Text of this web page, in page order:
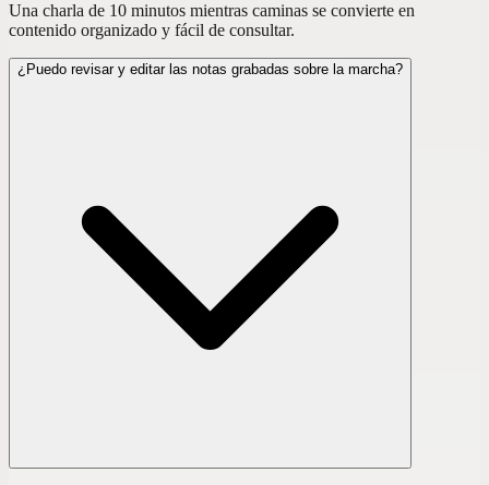
Una charla de 10 minutos mientras caminas se convierte en
contenido organizado y fácil de consultar.
¿Puedo revisar y editar las notas grabadas sobre la marcha?